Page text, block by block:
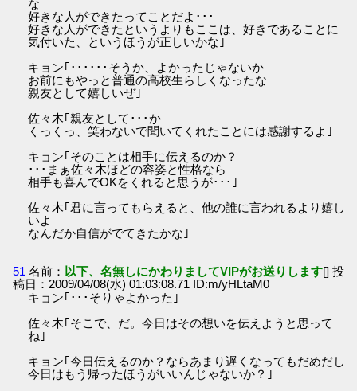
な
好きな人ができたってことだよ･･･
好きな人ができたというよりもここは、好きであることに
気付いた、というほうが正しいかな｣
キョン｢･･････そうか、よかったじゃないか
お前にもやっと普通の高校生らしくなったな
親友として嬉しいぜ｣
佐々木｢親友として･･･か
くっくっ、笑わないで聞いてくれたことには感謝するよ｣
キョン｢そのことは相手に伝えるのか？
･･･まぁ佐々木ほどの容姿と性格なら
相手も喜んでOKをくれると思うが･･･｣
佐々木｢君に言ってもらえると、他の誰に言われるより嬉し
いよ
なんだか自信がでてきたかな｣
51 名前： 以下、名無しにかわりましてVIPがお送りします[] 投
稿日：2009/04/08(水) 01:03:08.71 ID:m/yHLtaM0
キョン｢･･･そりゃよかった｣
佐々木｢そこで、だ。今日はその想いを伝えようと思って
ね｣
キョン｢今日伝えるのか？ならあまり遅くなってもだめだし
今日はもう帰ったほうがいいんじゃないか？｣